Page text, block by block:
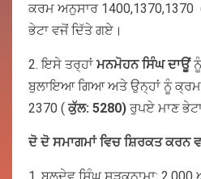
ਕਰਮ ਅਨੁਸਾਰ 1400,1370,1370
ਭੇਟਾ ਵਜੋਂ ਦਿੱਤੇ ਗਏ।
2. ਇਸੇ ਤਰ੍ਹਾਂ ਮਨਮੋਹਨ ਸਿੰਘ ਦਾਊਂਨੂੰ
ਬੁਲਾਇਆ ਗਿਆ ਅਤੇ ਉਨ੍ਹਾਂ ਨੂੰ ਕ੍ਰਮ
2370 ( ਕੁੱਲ: 5280) ਰੁਪਏ ਮਾਣ
ਦੋ ਦੋ ਸਮਾਗਮਾਂ ਵਿਚ ਸ਼ਿਰਕਤ ਕਰਨ